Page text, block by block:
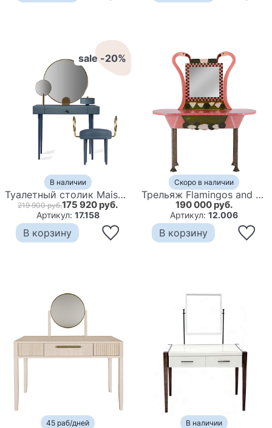
sale -20%
В наличии
Туалетный столик Maisondada ROSE SELAVY
219 900 руб.175 920 руб.
Артикул: 17.158
В корзину
Скоро в наличии
Трельяж Flamingos and Lotus Dressing Table
190 000 руб.
Артикул:12.006
В корзину
45 раб/дней В наличии